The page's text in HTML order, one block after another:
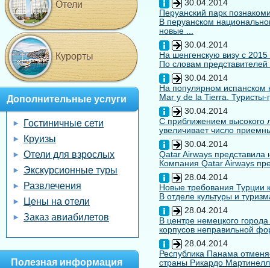
30.04.2014
Перуанский парк
В перуанском
новые ...
30.04.2014
На шенгенскую визу с 2015
По словам
30.04.2014
На популярном испанском
Mar y de la Tierra. Туристы-
30.04.2014
С приближением высокого
увеличивает число
30.04.2014
Qatar Airways
Компания Qatar Airways
28.04.2014
Новые требования Турции
В отделе культуры и
28.04.2014
В центре немецкого
корпусов неправильной
28.04.2014
Республика Панама
страны Рикардо
Отели
Курорты
Дополнительные услуги
Гостиничные сети
Круизы
Отели для взрослых
Экскурсионные туры
Развлечения
Цены на отели
Заказ авиабилетов
Полезная информация